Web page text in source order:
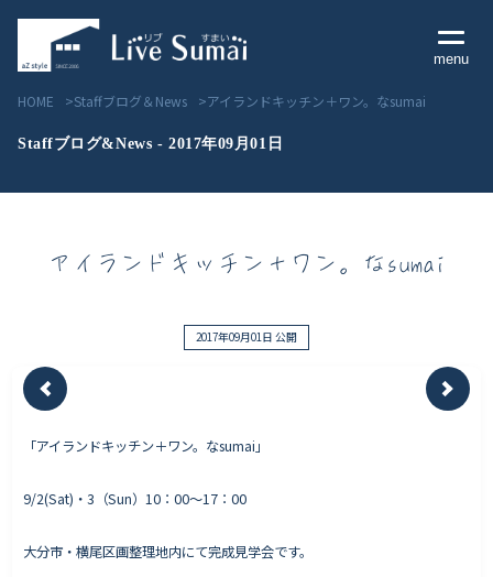
menu
Livesumai 住宅標準性能
Livesumai 保証について
見学会／モデルハウス情報
物件情報
HOME Staffブログ＆News アイランドキッチン＋ワン。なsumai
Staffブログ&News - 2017年09月01日
アイランドキッチン＋ワン。なsumai
2017年09月01日 公開
「アイランドキッチン＋ワン。なsumai」
9/2(Sat)・3（Sun）10：00〜17：00
大分市・横尾区画整理地内にて完成見学会です。